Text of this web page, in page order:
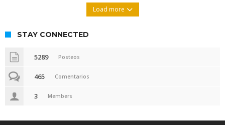
Load more
STAY CONNECTED
5289 Posteos
465 Comentarios
3 Members